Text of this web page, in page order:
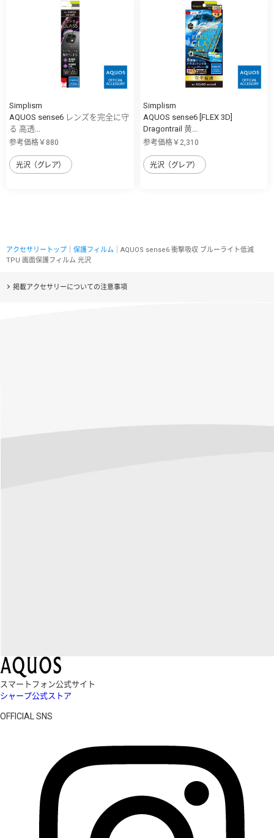
Simplism
AQUOS sense6 レンズを完全に守
る 高透...
参考価格￥880
光沢（グレア）
Simplism
AQUOS sense6 [FLEX 3D]
Dragontrail 黄...
参考価格￥2,310
光沢（グレア）
アクセサリートップ 保護フィルム ｜AQUOS sense6 衝撃吸収 ブルーライト低減
TPU 画面保護フィルム 光沢
掲載アクセサリーについての注意事項
スマートフォン公式サイト
シャープ公式ストア
OFFICIAL SNS